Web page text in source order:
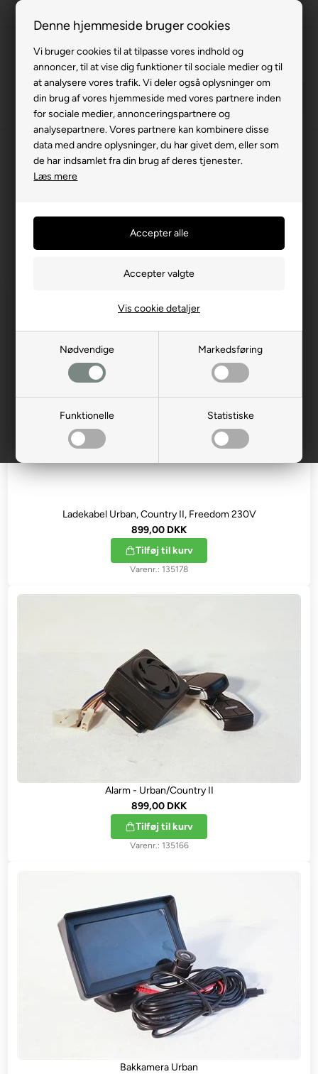
Denne hjemmeside bruger cookies
Vi bruger cookies til at tilpasse vores indhold og
annoncer, til at vise dig funktioner til sociale medier og til
at analysere vores trafik. Vi deler også oplysninger om
din brug af vores hjemmeside med vores partnere inden
for sociale medier, annonceringspartnere og
analysepartnere. Vores partnere kan kombinere disse
data med andre oplysninger, du har givet dem, eller som
de har indsamlet fra din brug af deres tjenester.
Læs mere
Nødvendige Markedsføring
Funktionelle Statistiske
Vis cookie detaljer
3 års garanti
63 15 00 00
Forside Reservedele »Kabinescooter » Urban » El dele
Filtrer produkter
Ladekabel Urban, Country II, Freedom 230V
899,00 DKK
Tilføj til kurv
135178
Alarm - Urban/Country II
899,00 DKK
Tilføj til kurv
135166
Bakkamera Urban